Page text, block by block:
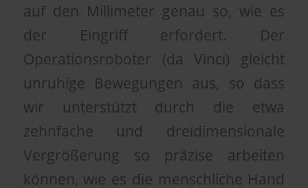
auf den Millimeter genau so, wie es
der Eingriff erfordert. Der
Operationsroboter (da Vinci) gleicht
unruhige Bewegungen aus, so dass
wir unterstützt durch die etwa
zehnfache und dreidimensionale
Vergrößerung so präzise arbeiten
können, wie es die menschliche Hand